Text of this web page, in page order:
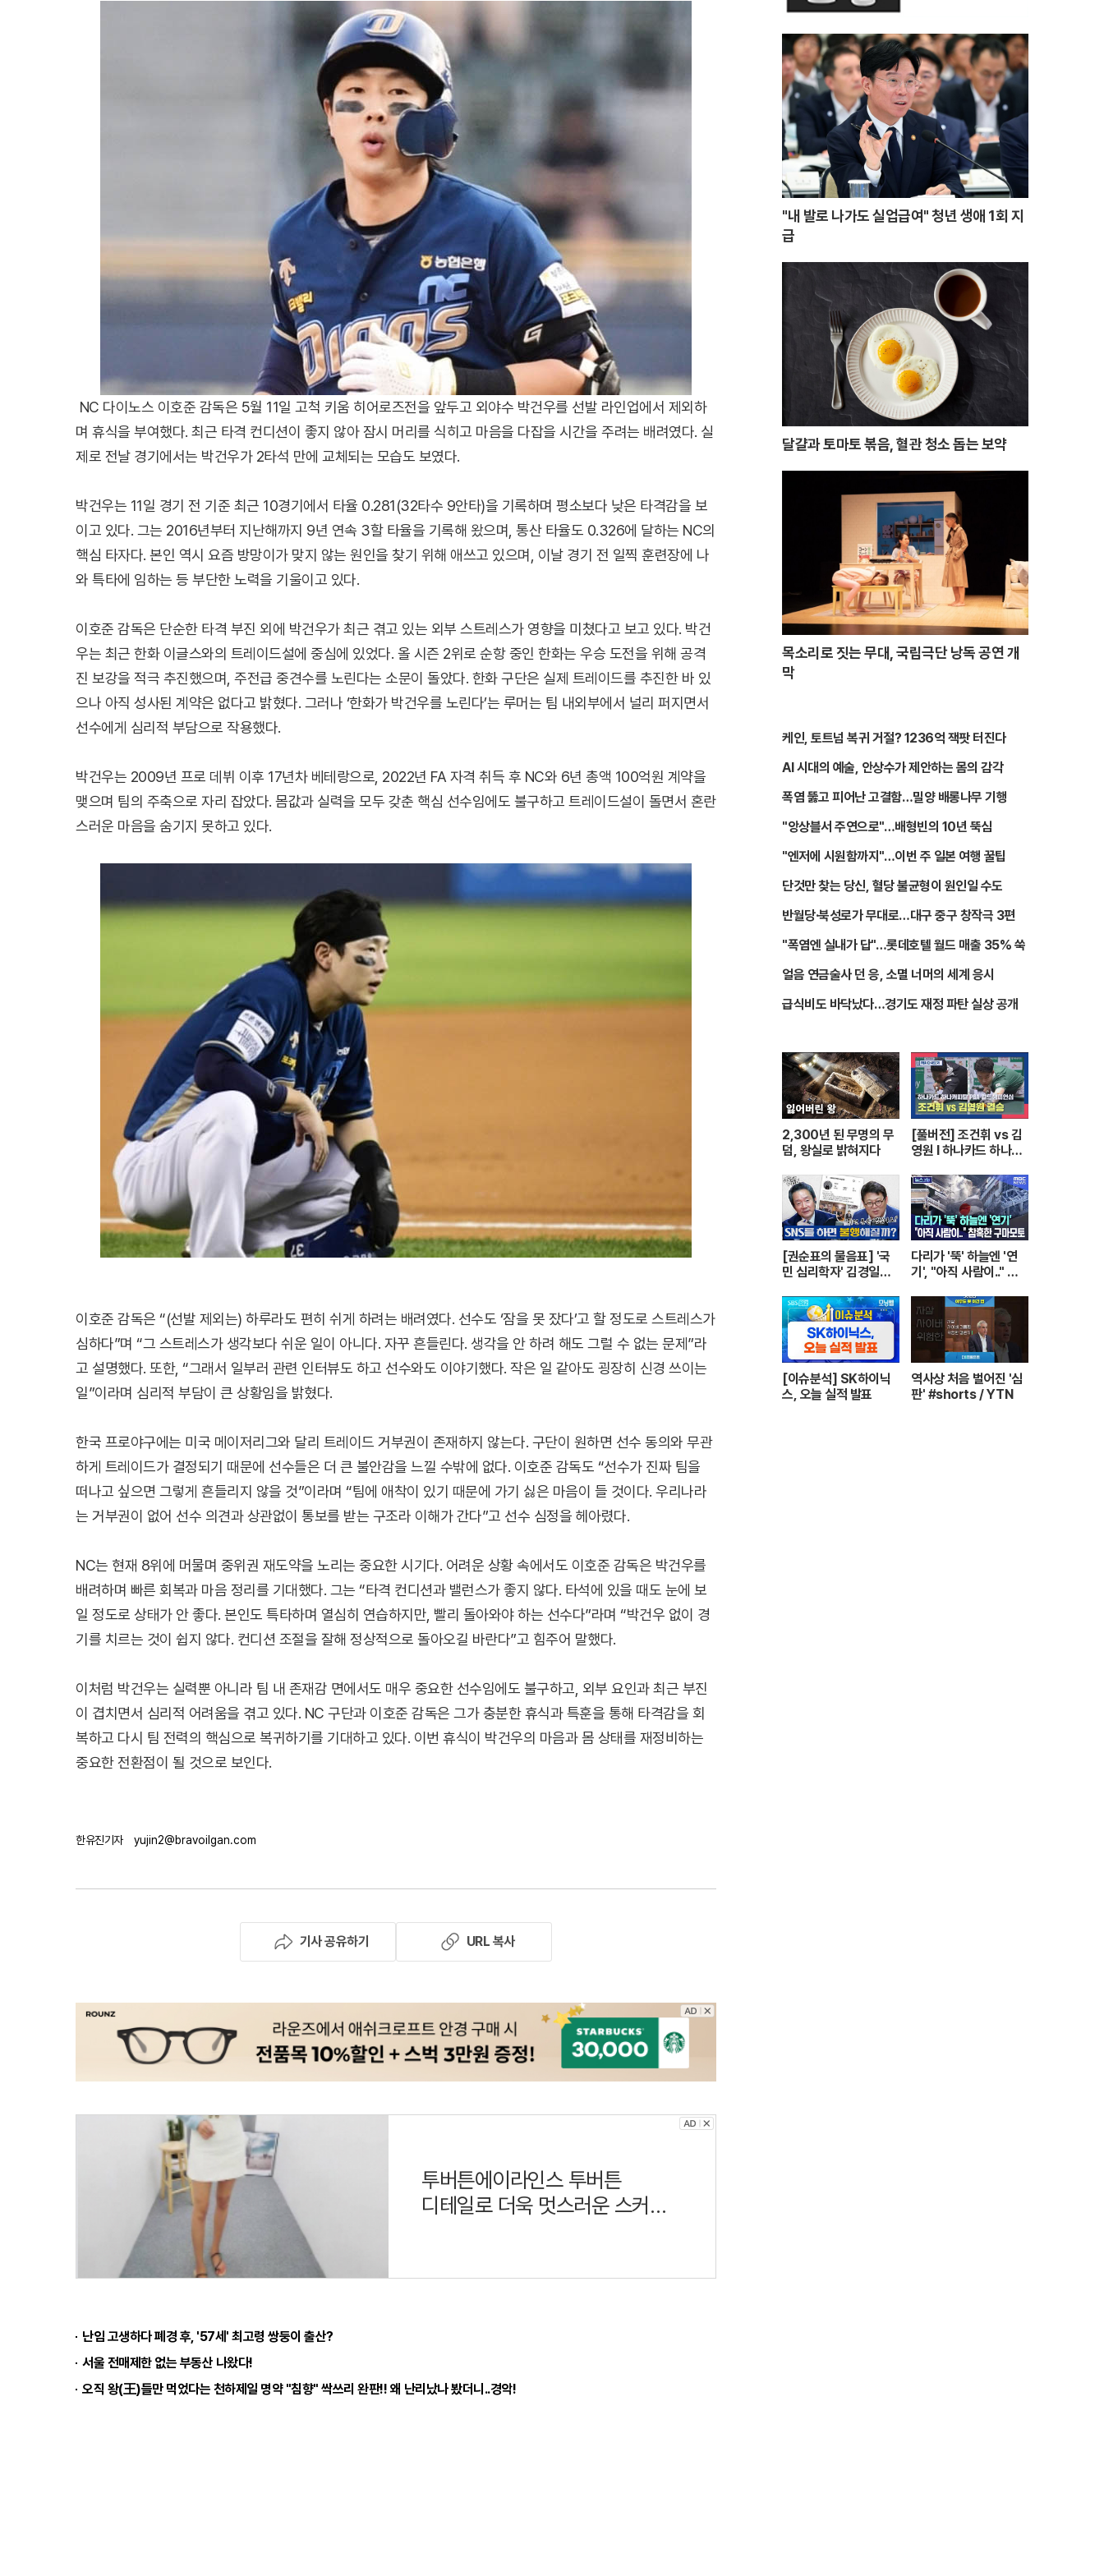
NC 다이노스 이호준 감독은 5월 11일 고척 키움 히어로즈전을 앞두고 외야수 박건우를 선발 라인업에서 제외하
며 휴식을 부여했다. 최근 타격 컨디션이 좋지 않아 잠시 머리를 식히고 마음을 다잡을 시간을 주려는 배려였다. 실
제로 전날 경기에서는 박건우가 2타석 만에 교체되는 모습도 보였다.
박건우는 11일 경기 전 기준 최근 10경기에서 타율 0.281(32타수 9안타)을 기록하며 평소보다 낮은 타격감을 보
이고 있다. 그는 2016년부터 지난해까지 9년 연속 3할 타율을 기록해 왔으며, 통산 타율도 0.326에 달하는 NC의
핵심 타자다. 본인 역시 요즘 방망이가 맞지 않는 원인을 찾기 위해 애쓰고 있으며, 이날 경기 전 일찍 훈련장에 나
와 특타에 임하는 등 부단한 노력을 기울이고 있다.
이호준 감독은 단순한 타격 부진 외에 박건우가 최근 겪고 있는 외부 스트레스가 영향을 미쳤다고 보고 있다. 박건
우는 최근 한화 이글스와의 트레이드설에 중심에 있었다. 올 시즌 2위로 순항 중인 한화는 우승 도전을 위해 공격
진 보강을 적극 추진했으며, 주전급 중견수를 노린다는 소문이 돌았다. 한화 구단은 실제 트레이드를 추진한 바 있
으나 아직 성사된 계약은 없다고 밝혔다. 그러나 ‘한화가 박건우를 노린다’는 루머는 팀 내외부에서 널리 퍼지면서
선수에게 심리적 부담으로 작용했다.
박건우는 2009년 프로 데뷔 이후 17년차 베테랑으로, 2022년 FA 자격 취득 후 NC와 6년 총액 100억원 계약을
맺으며 팀의 주축으로 자리 잡았다. 몸값과 실력을 모두 갖춘 핵심 선수임에도 불구하고 트레이드설이 돌면서 혼란
스러운 마음을 숨기지 못하고 있다.
이호준 감독은 “(선발 제외는) 하루라도 편히 쉬게 하려는 배려였다. 선수도 ‘잠을 못 잤다’고 할 정도로 스트레스가
심하다”며 “그 스트레스가 생각보다 쉬운 일이 아니다. 자꾸 흔들린다. 생각을 안 하려 해도 그럴 수 없는 문제”라
고 설명했다. 또한, “그래서 일부러 관련 인터뷰도 하고 선수와도 이야기했다. 작은 일 같아도 굉장히 신경 쓰이는
일”이라며 심리적 부담이 큰 상황임을 밝혔다.
한국 프로야구에는 미국 메이저리그와 달리 트레이드 거부권이 존재하지 않는다. 구단이 원하면 선수 동의와 무관
하게 트레이드가 결정되기 때문에 선수들은 더 큰 불안감을 느낄 수밖에 없다. 이호준 감독도 “선수가 진짜 팀을
떠나고 싶으면 그렇게 흔들리지 않을 것”이라며 “팀에 애착이 있기 때문에 가기 싫은 마음이 들 것이다. 우리나라
는 거부권이 없어 선수 의견과 상관없이 통보를 받는 구조라 이해가 간다”고 선수 심정을 헤아렸다.
NC는 현재 8위에 머물며 중위권 재도약을 노리는 중요한 시기다. 어려운 상황 속에서도 이호준 감독은 박건우를
배려하며 빠른 회복과 마음 정리를 기대했다. 그는 “타격 컨디션과 밸런스가 좋지 않다. 타석에 있을 때도 눈에 보
일 정도로 상태가 안 좋다. 본인도 특타하며 열심히 연습하지만, 빨리 돌아와야 하는 선수다”라며 “박건우 없이 경
기를 치르는 것이 쉽지 않다. 컨디션 조절을 잘해 정상적으로 돌아오길 바란다”고 힘주어 말했다.
이처럼 박건우는 실력뿐 아니라 팀 내 존재감 면에서도 매우 중요한 선수임에도 불구하고, 외부 요인과 최근 부진
이 겹치면서 심리적 어려움을 겪고 있다. NC 구단과 이호준 감독은 그가 충분한 휴식과 특훈을 통해 타격감을 회
복하고 다시 팀 전력의 핵심으로 복귀하기를 기대하고 있다. 이번 휴식이 박건우의 마음과 몸 상태를 재정비하는
중요한 전환점이 될 것으로 보인다.
한유진기자 yujin2@bravoilgan.com
기사 공유하기 URL 복사
투버튼에이라인스 투버튼
디테일로 더욱 멋스러운 스커트
난임 고생하다 폐경 후, '57세' 최고령 쌍둥이 출산?
서울 전매제한 없는 부동산 나왔다!
오직 왕(王)들만 먹었다는 천하제일 명약 "침향" 싹쓰리 완판!! 왜 난리났나 봤더니..경악!
"내 발로 나가도 실업급여" 청년 생애 1회 지
급
달걀과 토마토 볶음, 혈관 청소 돕는 보약
목소리로 짓는 무대, 국립극단 낭독 공연 개
막
케인, 토트넘 복귀 거절? 1236억 잭팟 터진다
AI 시대의 예술, 안상수가 제안하는 몸의 감각
폭염 뚫고 피어난 고결함…밀양 배롱나무 기행
"앙상블서 주연으로"…배형빈의 10년 뚝심
"엔저에 시원함까지"…이번 주 일본 여행 꿀팁
단것만 찾는 당신, 혈당 불균형이 원인일 수도
반월당·북성로가 무대로…대구 중구 창작극 3편
"폭염엔 실내가 답"…롯데호텔 월드 매출 35% 쑥
얼음 연금술사 던 응, 소멸 너머의 세계 응시
급식비도 바닥났다…경기도 재정 파탄 실상 공개
2,300년 된 무명의 무
덤, 왕실로 밝혀지다
[풀버전] 조건휘 vs 김
영원 I 하나카드 하나캐
십 결승 I 2026.03.15
방송
[권순표의 물음표] '국
민 심리학자' 김경일에
맡겼다
다리가 '뚝' 하늘엔 '연
기', "아직 사람이.." 참
p/MBC뉴스]
[이슈분석] SK하이닉
스, 오늘 실적 발표
역사상 처음 벌어진 '심
판' #shorts / YTN